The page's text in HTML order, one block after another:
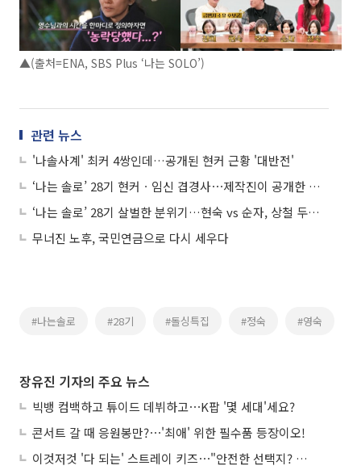
▲(출처=ENA, SBS Plus ‘나는 SOLO’)
관련 뉴스
'나솔사계' 최커 4쌍인데…공개된 현커 근황 '대반전'
‘나는 솔로’ 28기 현커ㆍ임신 겹경사⋯제작진이 공개한 힌트는?
‘나는 솔로’ 28기 살벌한 분위기…현숙 vs 순자, 상철 두고 신경전
무너진 노후, 국민연금으로 다시 세우다
#나는솔로 #28기 #돌싱특집 #정숙 #영숙
장유진 기자의 주요 뉴스
빅뱅 컴백하고 튜이드 데뷔하고⋯K팝 '몇 세대'세요?
콘서트 갈 때 응원봉만?⋯'최애' 위한 필수품 등장이오!
이것저것 '다 되는' 스트레이 키즈⋯"안전한 선택지? 도전이 재밌죠"